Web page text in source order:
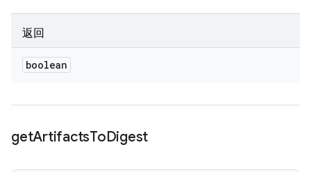
返回
boolean
getArtifactsToDigest